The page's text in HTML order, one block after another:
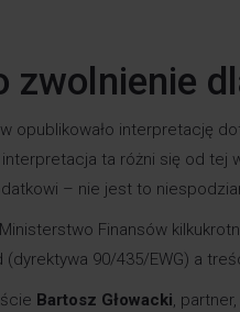
zwolnienie
opublikowało interpretację
ta różni się od tej
– nie jest to
Finansów
90/435/EWG) a
Bartosz Głowacki,